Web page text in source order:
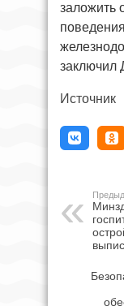
заложить
заключил
Источник